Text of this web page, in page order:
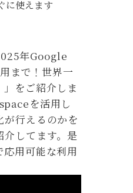
に使えます
年Google
まで！世界一
をご紹介しま
を活用し
が行えるのかを
してます。是
用可能な利用